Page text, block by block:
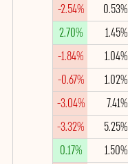
0.53%
-2.54%
1.45%
2.70%
1.04%
-1.84%
1.02%
-0.67%
7.41%
-3.04%
5.25%
-3.32%
1.50%
0.17%